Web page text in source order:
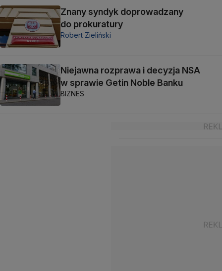
Znany syndyk doprowadzany
do prokuratury
Robert Zieliński
Niejawna rozprawa i decyzja NSA
w sprawie Getin Noble Banku
BIZNES